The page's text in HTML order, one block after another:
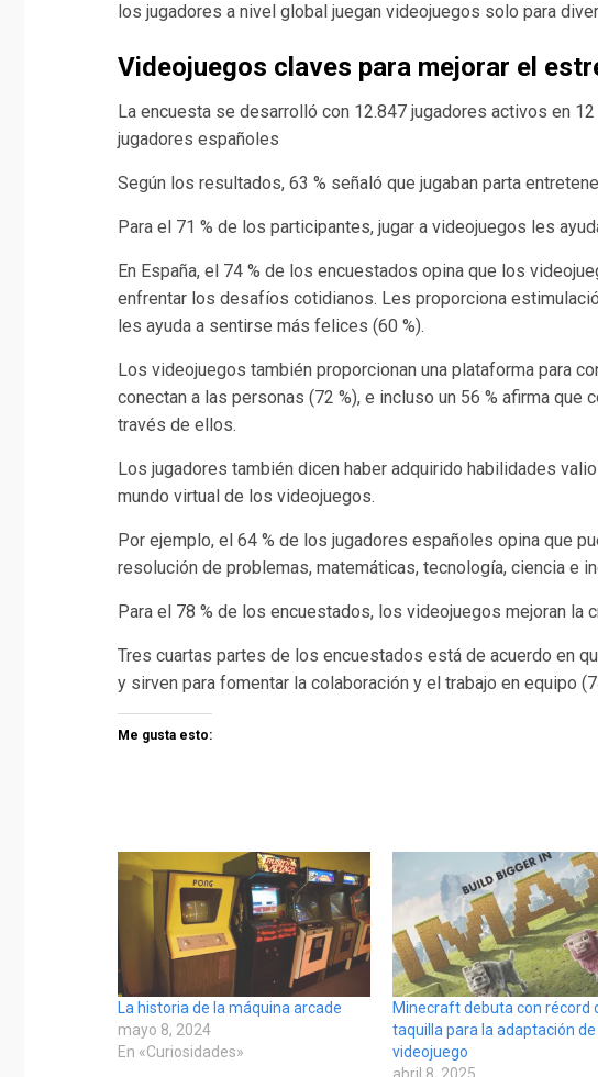
los jugadores a nivel global juegan videojuegos solo para
Videojuegos claves para mejorar el
La encuesta se desarrolló con 12.847 jugadores activos en
jugadores españoles
Según los resultados, 63 % señaló que jugaban parta
Para el 71 % de los participantes, jugar a videojuegos les
En España, el 74 % de los encuestados opina que los
enfrentar los desafíos cotidianos. Les proporciona
les ayuda a sentirse más felices (60 %).
Los videojuegos también proporcionan una plataforma para
conectan a las personas (72 %), e incluso un 56 % afirma que
través de ellos.
Los jugadores también dicen haber adquirido habilidades
mundo virtual de los videojuegos.
Por ejemplo, el 64 % de los jugadores españoles opina que
resolución de problemas, matemáticas, tecnología, ciencia e
Para el 78 % de los encuestados, los videojuegos mejoran la
Tres cuartas partes de los encuestados está de acuerdo en
y sirven para fomentar la colaboración y el trabajo en equipo
Me gusta esto:
La historia de la máquina arcade
mayo 8, 2024
En «Curiosidades»
Minecraft debuta con récord
taquilla para la adaptación de
videojuego